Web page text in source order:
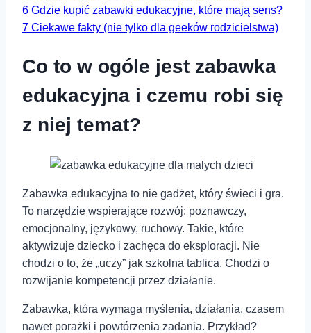
6 Gdzie kupić zabawki edukacyjne, które mają sens?
7 Ciekawe fakty (nie tylko dla geeków rodzicielstwa)
Co to w ogóle jest zabawka
edukacyjna i czemu robi się
z niej temat?
Zabawka edukacyjna to nie gadżet, który świeci i gra.
To narzędzie wspierające rozwój: poznawczy,
emocjonalny, językowy, ruchowy. Takie, które
aktywizuje dziecko i zachęca do eksploracji. Nie
chodzi o to, że „uczy” jak szkolna tablica. Chodzi o
rozwijanie kompetencji przez działanie.
Zabawka, która wymaga myślenia, działania, czasem
nawet porażki i powtórzenia zadania. Przykład?